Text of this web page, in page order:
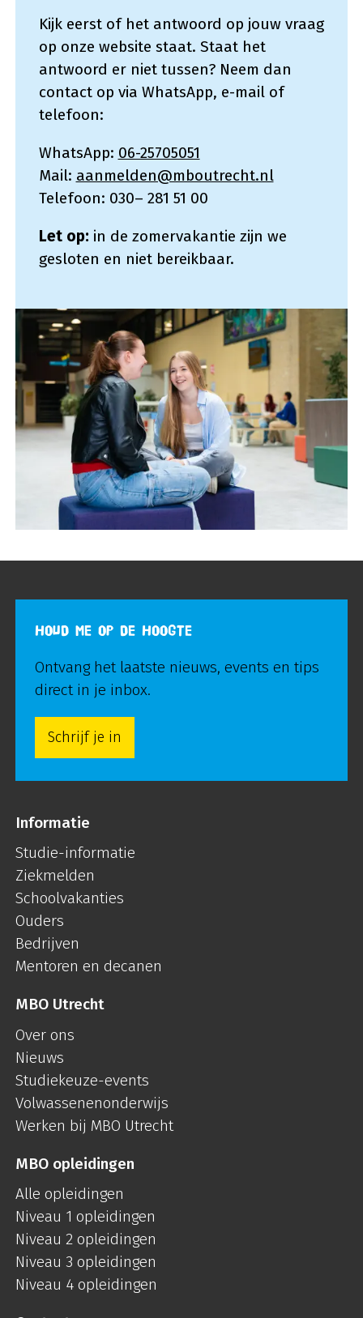
Kijk eerst of het antwoord op jouw vraag
op onze website staat. Staat het
antwoord er niet tussen? Neem dan
contact op via WhatsApp, e-mail of
telefoon:
WhatsApp: 06-25705051
Mail: aanmelden@mboutrecht.nl
Telefoon: 030– 281 51 00
Let op: in de zomervakantie zijn we
gesloten en niet bereikbaar.
HOUD ME OP DE HOOGTE
Ontvang het laatste nieuws, events en tips
direct in je inbox.
Schrijf je in
Informatie
Studie-informatie
Ziekmelden
Schoolvakanties
Ouders
Bedrijven
Mentoren en decanen
MBO Utrecht
Over ons
Nieuws
Studiekeuze-events
Volwassenenonderwijs
Werken bij MBO Utrecht
MBO opleidingen
Alle opleidingen
Niveau 1 opleidingen
Niveau 2 opleidingen
Niveau 3 opleidingen
Niveau 4 opleidingen